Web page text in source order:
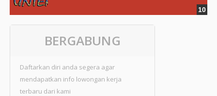
BERGABUNG
Daftarkan diri anda segera agar
mendapatkan info lowongan kerja
terbaru dari kami